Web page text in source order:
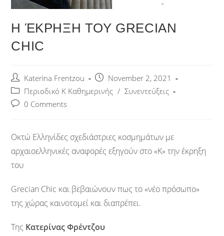
Η ΈΚΡΗΞΗ ΤΟΥ GRECIAN
CHIC
Katerina Frentzou
November 2, 2021
Περιοδικό Κ Καθημερινής / Συνεντεύξεις
0 Comments
Οκτώ Ελληνίδες σχεδιάστριες κοσμημάτων με
αρχαιοελληνικές αναφορές εξηγούν στο «Κ» την έκρηξη
του
Grecian Chic και βεβαιώνουν πως το «νέο πρόσωπο»
της χώρας καινοτομεί και διαπρέπει.
Της Κατερίνας Φρέντζου